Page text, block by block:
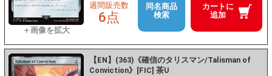
カートに
追加
週間販売数
6点
同名商品
検索
【EN】(363)《確信のタリスマン/Talisman of
Conviction》[FIC] 茶U